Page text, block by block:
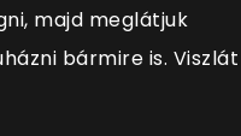
majd meglátjuk
bármire is. Viszlát